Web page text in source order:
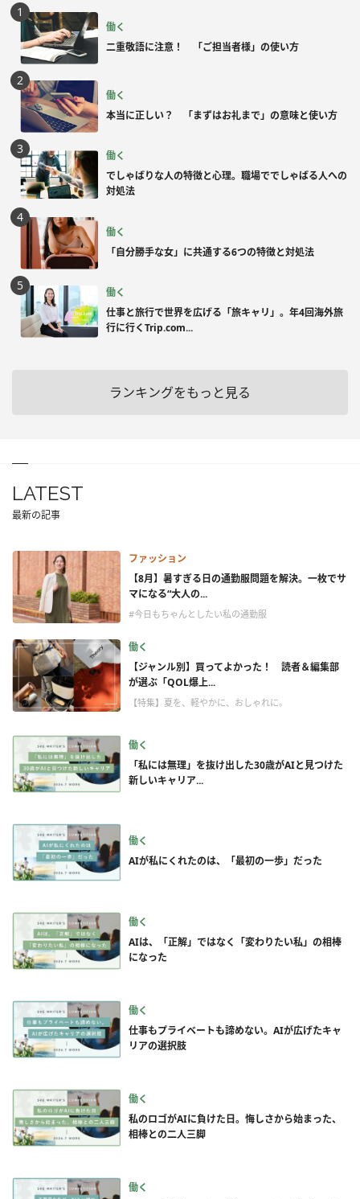
働く
二重敬語に注意！ 「ご担当者様」の使い方
働く
本当に正しい？ 「まずはお礼まで」の意味と使い方
働く
でしゃばりな人の特徴と心理。職場ででしゃばる人への
対処法
働く
「自分勝手な女」に共通する6つの特徴と対処法
働く
仕事と旅行で世界を広げる「旅キャリ」。年4回海外旅
行に行くTrip.com...
ランキングをもっと見る
LATEST
最新の記事
ファッション
【8月】暑すぎる日の通勤服問題を解決。一枚でサ
マになる“大人の...
#今日もちゃんとしたい私の通勤服
働く
【ジャンル別】買ってよかった！ 読者＆編集部
が選ぶ「QOL爆上...
【特集】夏を、軽やかに、おしゃれに。
働く
「私には無理」を抜け出した30歳がAIと見つけた
新しいキャリア...
働く
AIが私にくれたのは、「最初の一歩」だった
働く
AIは、「正解」ではなく「変わりたい私」の相棒
になった
働く
仕事もプライベートも諦めない。AIが広げたキャ
リアの選択肢
働く
私のロゴがAIに負けた日。悔しさから始まった、
相棒との二人三脚
働く